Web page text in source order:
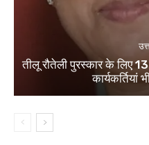
तीलू रौतेली पुरस्कार के लिए
कार्यकर्तियां